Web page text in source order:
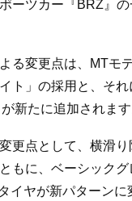
ーツカー『BRZ』
る変更点は、MTモ
ト」の採用と、そ
新たに追加されます
更点として、横滑
もに、ベーシックグ
イヤが新パターンに